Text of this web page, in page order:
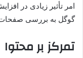
گوگل به بررسی صفحات
تمرکز بر محتوا